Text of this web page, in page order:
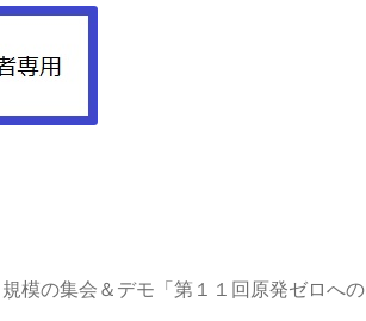
模の集会＆デモ「第１１回原発ゼロへの